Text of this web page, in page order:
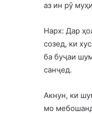
аз ин рӯ
Нарх: Дар
созед, ки
ба буҷаи
санҷед.
Акнун, ки
мо